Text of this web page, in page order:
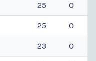
25 0
25 0
23 0